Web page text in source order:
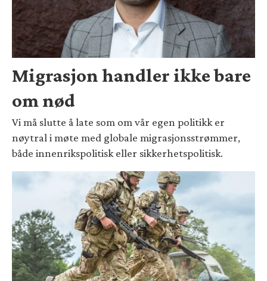
Migrasjon handler ikke bare
om nød
Vi må slutte å late som om vår egen politikk er
nøytral i møte med globale migrasjonsstrømmer,
både innenrikspolitisk eller sikkerhetspolitisk.